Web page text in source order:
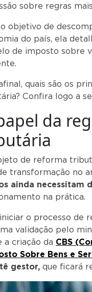
sobre regras
objetivo de
do país, ela
de imposto sobre
afinal, quais são os
Confira logo a
da
de reforma
transformação no
ainda necessitam
na prática.
o processo de
validação pelo
a criação da CBS
Sobre Bens e
gestor, que ficará